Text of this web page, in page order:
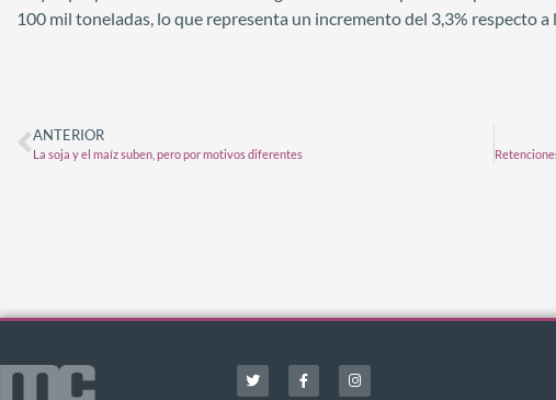
100 mil toneladas, lo que representa un incremento del 3,3% respecto a
ANTERIOR
La soja y el maíz suben, pero por motivos diferentes